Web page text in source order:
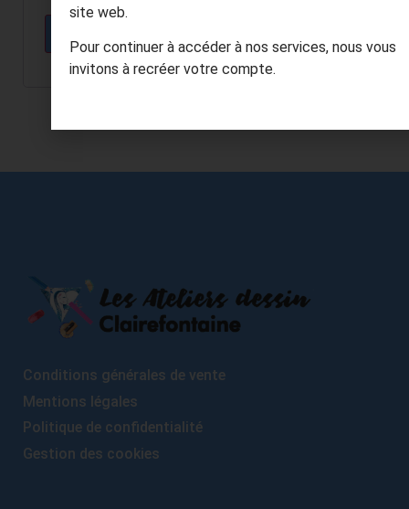
Conditions générales de vente
Mentions légales
Politique de confidentialité
Gestion des cookies
site web.
Pour continuer à accéder à nos services, nous vous
invitons à recréer votre compte.